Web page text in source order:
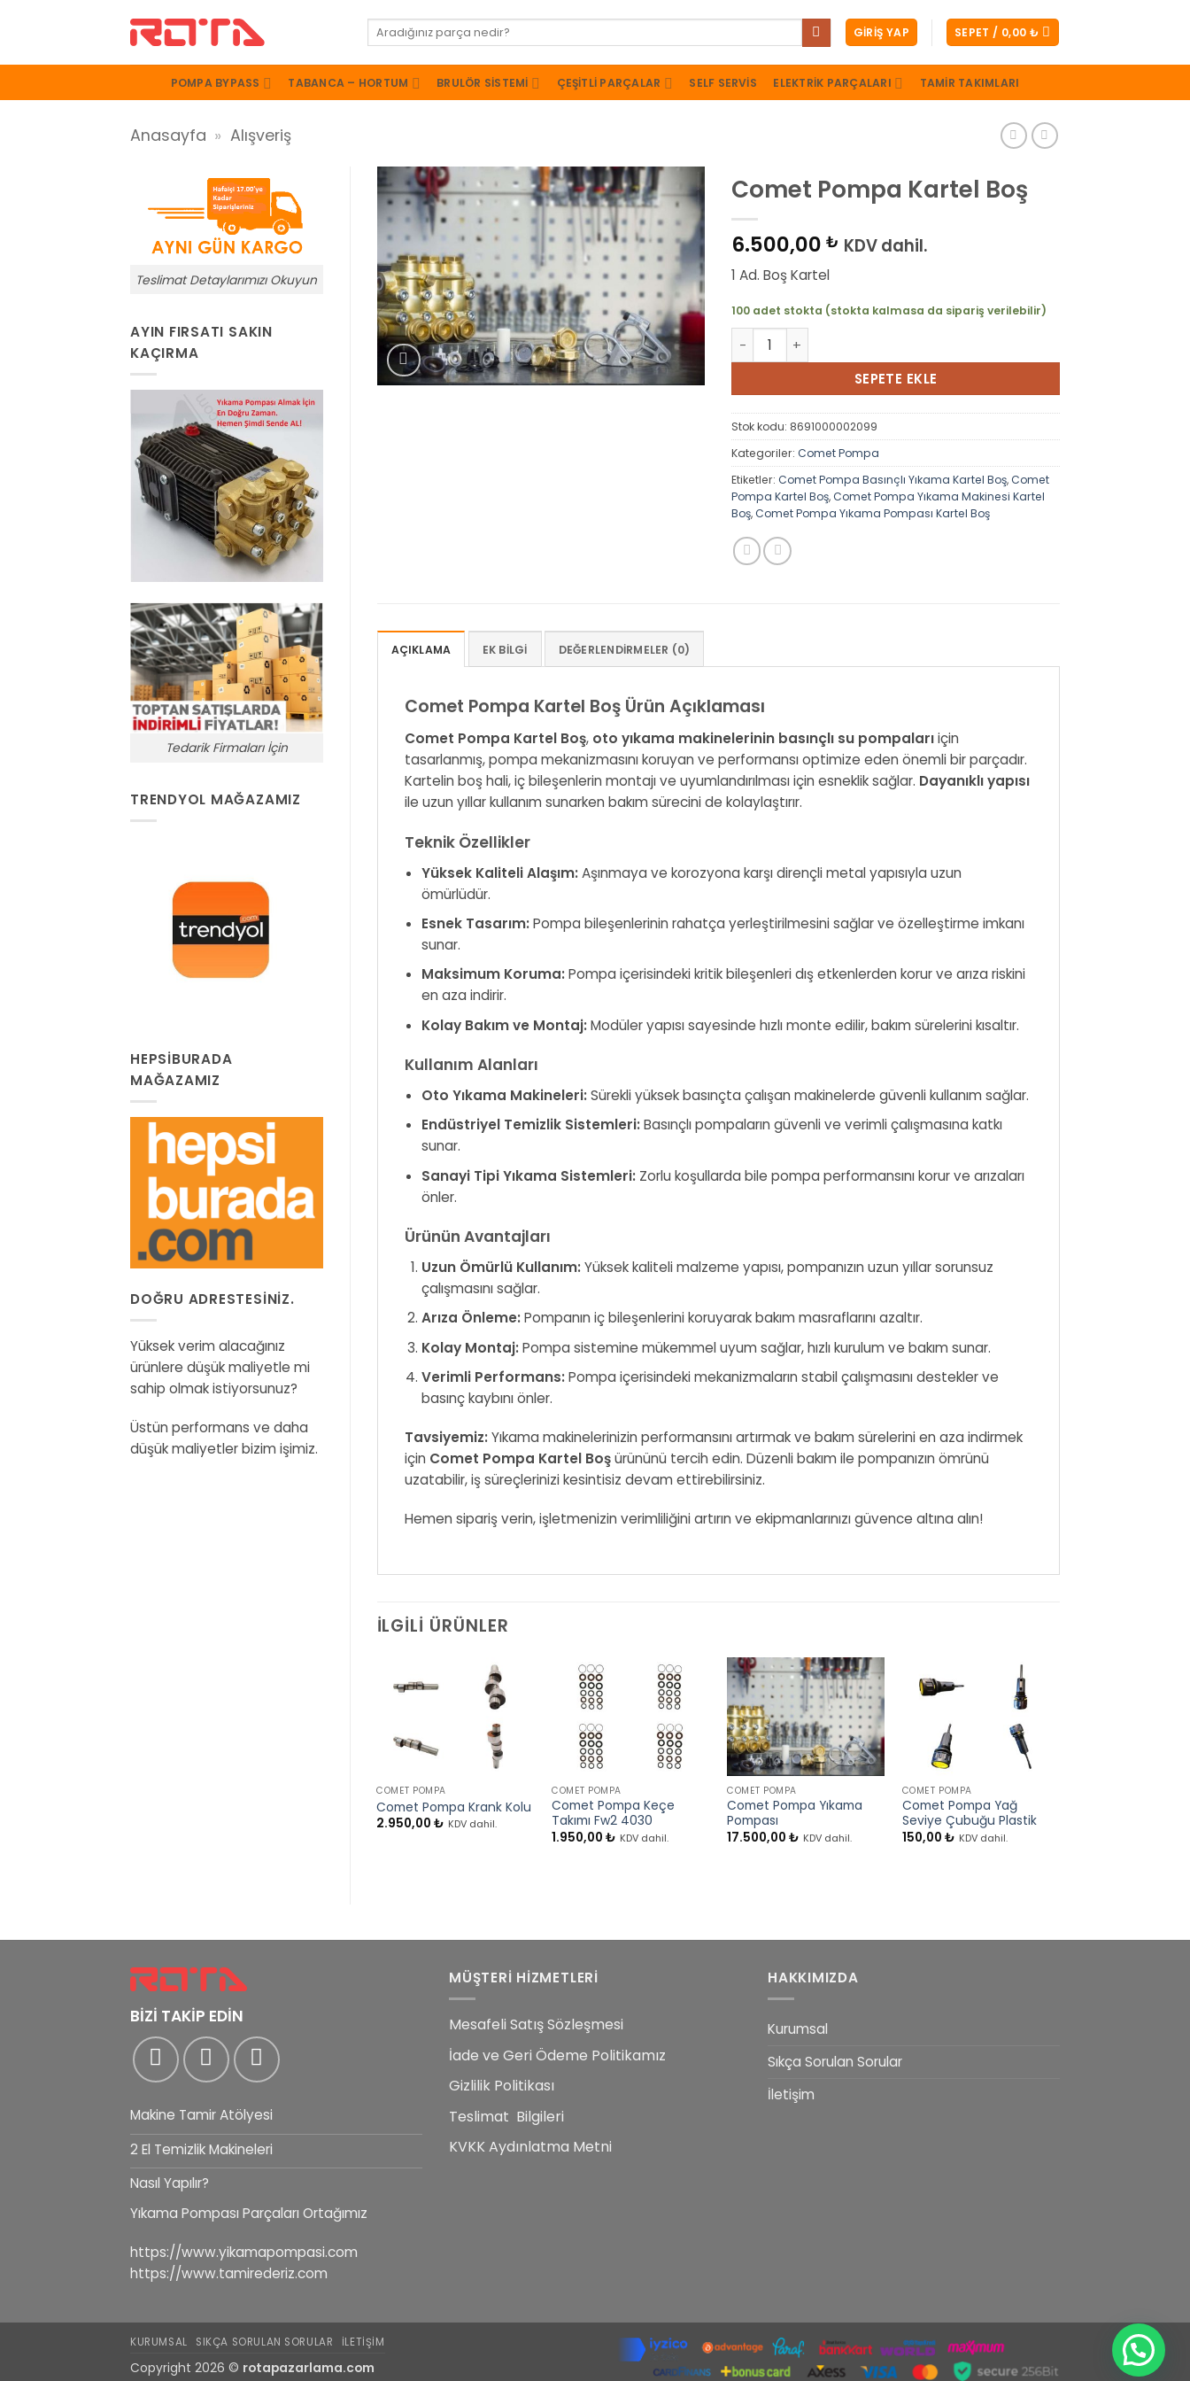
Ara: GIRIŞ YAP SEPET / 0,00 ₺
POMPA BYPASS TABANCA – HORTUM BRULÖR SISTEMI ÇEŞITLI PARÇALAR SELF SERVIS ELEKTRIK PARÇALARI TAMIR TAKIMLARI
Anasayfa » Alışveriş
Teslimat Detaylarımızı Okuyun
AYIN FIRSATI SAKIN
KAÇIRMA
Tedarik Firmaları İçin
TRENDYOL MAĞAZAMIZ
HEPSIBURADA
MAĞAZAMIZ
DOĞRU ADRESTESINIZ.
Yüksek verim alacağınız
ürünlere düşük maliyetle mi
sahip olmak istiyorsunuz?
Üstün performans ve daha
düşük maliyetler bizim işimiz.
Comet Pompa Kartel Boş
6.500,00₺ KDV dahil.
1 Ad. Boş Kartel
100 adet stokta (stokta kalmasa da sipariş verilebilir)
Comet Pompa Kartel Boş adet
SEPETE EKLE
Stok kodu: 8691000002099
Kategoriler:Comet Pompa
Etiketler:Comet Pompa Basınçlı Yıkama Kartel Boş,Comet
Pompa Kartel Boş,Comet Pompa Yıkama Makinesi Kartel
Boş,Comet Pompa Yıkama Pompası Kartel Boş
AÇIKLAMA EK BILGI DEĞERLENDIRMELER (0)
Comet Pompa Kartel Boş Ürün Açıklaması
Comet Pompa Kartel Boş, oto yıkama makinelerinin basınçlı su pompalarıiçin
tasarlanmış, pompa mekanizmasını koruyan ve performansı optimize eden önemli bir parçadır.
Kartelin boş hali, iç bileşenlerin montajı ve uyumlandırılması için esneklik sağlar. Dayanıklı yapısı
ile uzun yıllar kullanım sunarken bakım sürecini de kolaylaştırır.
Teknik Özellikler
Yüksek Kaliteli Alaşım:Aşınmaya ve korozyona karşı dirençli metal yapısıyla uzun
ömürlüdür.
Esnek Tasarım:Pompa bileşenlerinin rahatça yerleştirilmesini sağlar ve özelleştirme imkanı
sunar.
Maksimum Koruma:Pompa içerisindeki kritik bileşenleri dış etkenlerden korur ve arıza riskini
en aza indirir.
Kolay Bakım ve Montaj:Modüler yapısı sayesinde hızlı monte edilir, bakım sürelerini kısaltır.
Kullanım Alanları
Oto Yıkama Makineleri:Sürekli yüksek basınçta çalışan makinelerde güvenli kullanım sağlar.
Endüstriyel Temizlik Sistemleri:Basınçlı pompaların güvenli ve verimli çalışmasına katkı
sunar.
Sanayi Tipi Yıkama Sistemleri: Zorlu koşullarda bile pompa performansını korur ve arızaları
önler.
Ürünün Avantajları
Uzun Ömürlü Kullanım:Yüksek kaliteli malzeme yapısı, pompanızın uzun yıllar sorunsuz
çalışmasını sağlar.
Arıza Önleme:Pompanın iç bileşenlerini koruyarak bakım masraflarını azaltır.
Kolay Montaj:Pompa sistemine mükemmel uyum sağlar, hızlı kurulum ve bakım sunar.
Verimli Performans:Pompa içerisindeki mekanizmaların stabil çalışmasını destekler ve
basınç kaybını önler.
Tavsiyemiz:Yıkama makinelerinizin performansını artırmak ve bakım sürelerini en aza indirmek
için Comet Pompa Kartel Boşürününü tercih edin. Düzenli bakım ile pompanızın ömrünü
uzatabilir, iş süreçlerinizi kesintisiz devam ettirebilirsiniz.
Hemen sipariş verin, işletmenizin verimliliğini artırın ve ekipmanlarınızı güvence altına alın!
İLGILI ÜRÜNLER
COMET POMPA
Comet Pompa Krank Kolu
2.950,00₺ KDV dahil.
COMET POMPA
Comet Pompa Keçe
Takımı Fw2 4030
1.950,00₺ KDV dahil.
+
COMET POMPA
Comet Pompa Yıkama
Pompası
17.500,00₺ KDV dahil.
COMET POMPA
Comet Pompa Yağ
Seviye Çubuğu Plastik
150,00 ₺ KDV dahil.
BİZİ TAKİP EDİN
Makine Tamir Atölyesi
2 El Temizlik Makineleri
Nasıl Yapılır?
Yıkama Pompası Parçaları Ortağımız
https://www.yikamapompasi.com
https://www.tamirederiz.com
MÜŞTERİ HİZMETLERİ
Mesafeli Satış Sözleşmesi
İade ve Geri Ödeme Politikamız
Gizlilik Politikası
Teslimat Bilgileri
KVKK Aydınlatma Metni
HAKKIMIZDA
Kurumsal
Sıkça Sorulan Sorular
İletişim
KURUMSAL SIKÇA SORULAN SORULAR İLETIŞIM
Copyright 2026 © rotapazarlama.com